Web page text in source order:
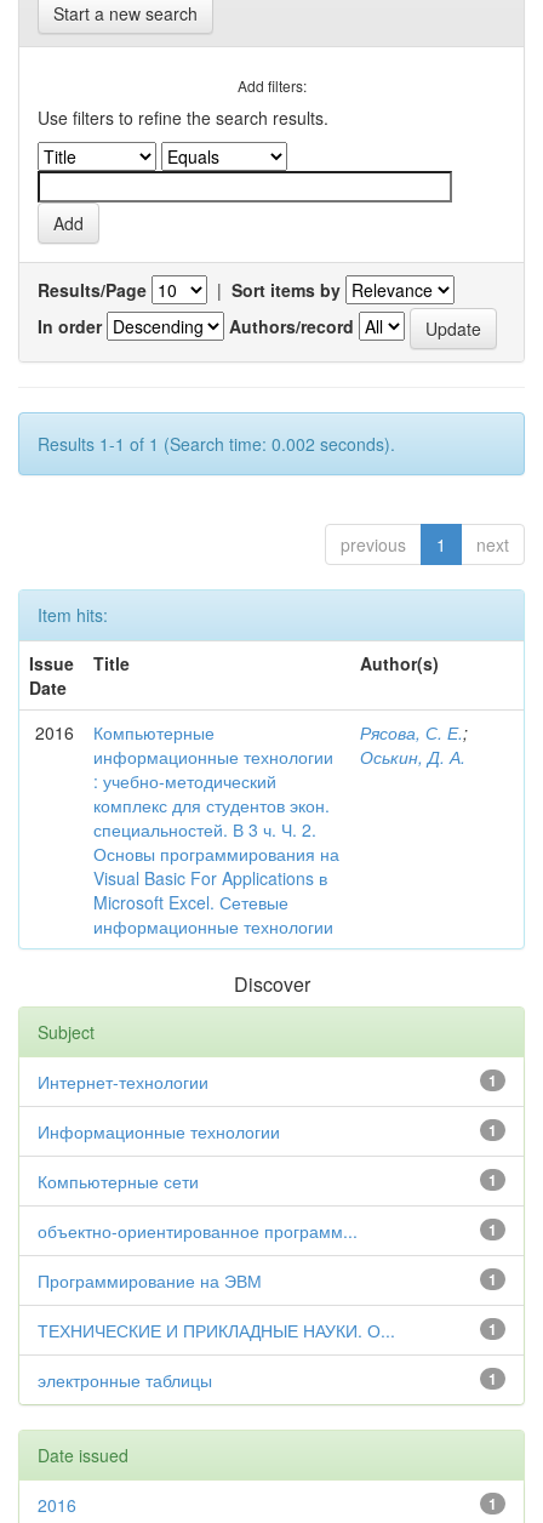
Start a new search
Add filters:
Use filters to refine the search results.
Results/Page | Sort items by
In order
Authors/record
Results 1-1 of 1 (Search time: 0.002 seconds).
previous 1 next
Item hits:
Issue
Date
Title Author(s)
2016
Компьютерные
информационные технологии
: учебно-методический
комплекс для студентов экон.
специальностей. В 3 ч. Ч. 2.
Основы программирования на
Visual Basic For Applications в
Microsoft Excel. Сетевые
информационные технологии
Рясова, С. Е.;
Оськин, Д. А.
Discover
Subject
1
Интернет-технологии
1
Информационные технологии
1
Компьютерные сети
1
объектно-ориентированное программ...
1
Программирование на ЭВМ
1
ТЕХНИЧЕСКИЕ И ПРИКЛАДНЫЕ НАУКИ. О...
1
электронные таблицы
Date issued
1
2016